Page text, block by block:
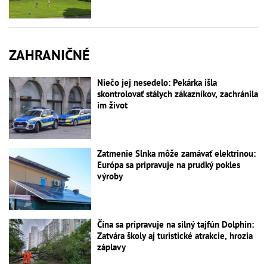
ZAHRANIČNÉ
Niečo jej nesedelo: Pekárka išla
skontrolovať stálych zákazníkov, zachránila
im život
Zatmenie Slnka môže zamávať elektrinou:
Európa sa pripravuje na prudký pokles
výroby
Čína sa pripravuje na silný tajfún Dolphin:
Zatvára školy aj turistické atrakcie, hrozia
záplavy